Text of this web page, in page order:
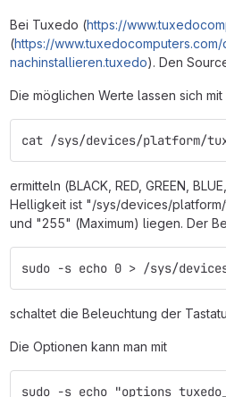
Bei Tuxedo (https://
(https://
nachinstallieren.tuxedo). Den
Die möglichen Werte lassen sich mit
cat /sys/devices/platform/
ermitteln (BLACK, RED, GREEN,
Helligkeit ist "/sys/devices/
und "255" (Maximum) liegen. Der
sudo -s echo 0 > /sys/
schaltet die Beleuchtung der
Die Optionen kann man mit
sudo -s echo "options